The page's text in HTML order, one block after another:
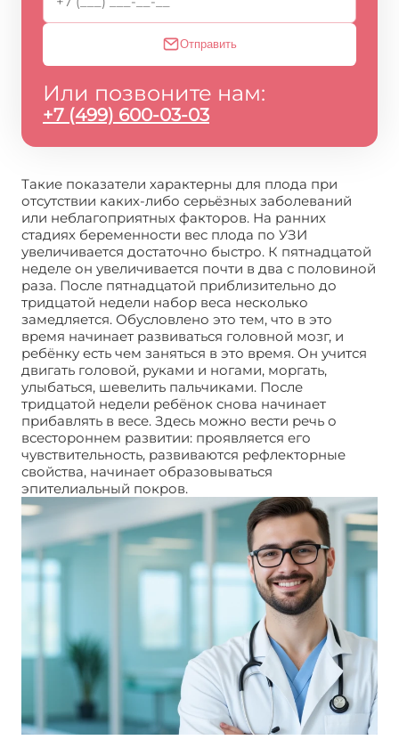
Отправить
Или позвоните нам:
+7 (499) 600-03-03
Такие показатели характерны для плода при
отсутствии каких-либо серьёзных заболеваний
или неблагоприятных факторов. На ранних
стадиях беременности вес плода по УЗИ
увеличивается достаточно быстро. К пятнадцатой
неделе он увеличивается почти в два с половиной
раза. После пятнадцатой приблизительно до
тридцатой недели набор веса несколько
замедляется. Обусловлено это тем, что в это
время начинает развиваться головной мозг, и
ребёнку есть чем заняться в это время. Он учится
двигать головой, руками и ногами, моргать,
улыбаться, шевелить пальчиками. После
тридцатой недели ребёнок снова начинает
прибавлять в весе. Здесь можно вести речь о
всестороннем развитии: проявляется его
чувствительность, развиваются рефлекторные
свойства, начинает образовываться
эпителиальный покров.